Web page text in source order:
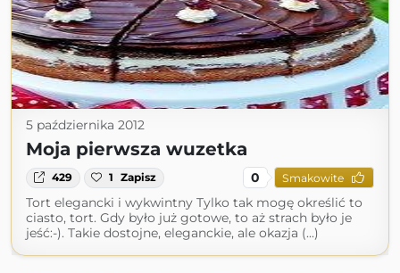
5 października 2012
Moja pierwsza wuzetka
429 1 Zapisz 0 Smakowite
Tort elegancki i wykwintny Tylko tak mogę określić to
ciasto, tort. Gdy było już gotowe, to aż strach było je
jeść:-). Takie dostojne, eleganckie, ale okazja (...)